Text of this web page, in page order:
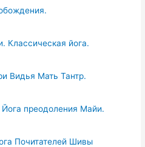
Классическая йога.
Видья Мать Тантр.
преодоления Майи.
Почитателей Шивы